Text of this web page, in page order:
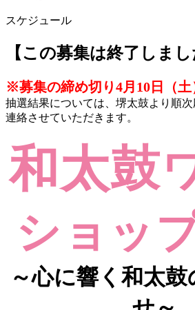
スケジュール
【この募集は終了しまし
※募集の締め切り4月 10 日（土
抽選結果については、堺太鼓より順
連絡させていただきます。
和太鼓
ショッ
～心に響く和太鼓